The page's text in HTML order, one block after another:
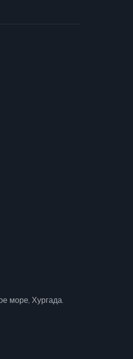
море, Хургада.